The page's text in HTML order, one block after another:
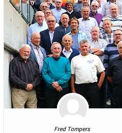
Fred Tompers